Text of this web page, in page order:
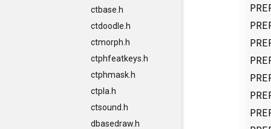
ctbase.h
ctdoodle.h
ctmorph.h
ctphfeatkeys.h
ctphmask.h
ctpla.h
ctsound.h
dbasedraw.h